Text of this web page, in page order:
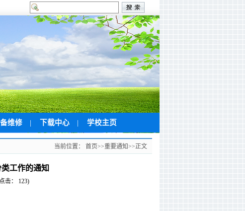
维修 | 下载中心 | 学校主页
当前位置： 首页>>重要通知>>正文
工作的通知
击： 123)